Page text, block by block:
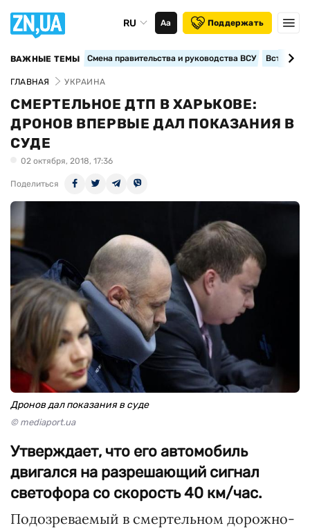
RU Аа Поддержать
ВАЖНЫЕ ТЕМЫ Смена правительства и руководства ВСУ
ГЛАВНАЯ УКРАИНА
СМЕРТЕЛЬНОЕ ДТП В ХАРЬКОВЕ:
ДРОНОВ ВПЕРВЫЕ ДАЛ ПОКАЗАНИЯ В
СУДЕ
02 октября, 2018, 17:36
Поделиться
Дронов дал показания в суде
© mediaport.ua
Утверждает, что его автомобиль
двигался на разрешающий сигнал
светофора со скорость 40 км/час.
Подозреваемый в смертельном дорожно-